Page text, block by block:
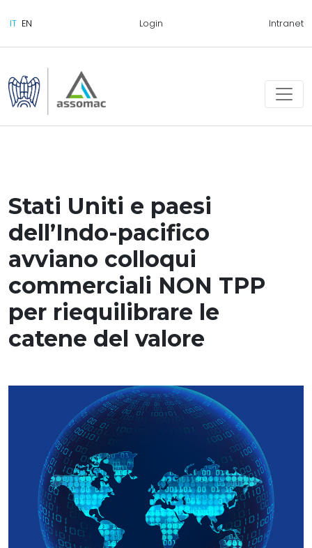
Login Intranet
Stati Uniti e paesi
dell’Indo-pacifico
avviano colloqui
commerciali NON TPP
per riequilibrare le
catene del valore